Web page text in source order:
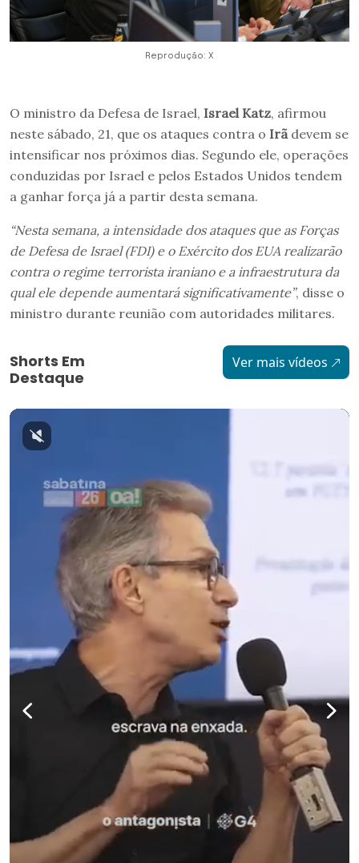
Reprodução: X
O ministro da Defesa de Israel, Israel Katz, afirmou
neste sábado, 21, que os ataques contra o Irãdevem se
intensificar nos próximos dias. Segundo ele, operações
conduzidas por Israel e pelos Estados Unidos tendem
a ganhar força já a partir desta semana.
“Nesta semana, a intensidade dos ataques que as Forças
de Defesa de Israel (FDI) e o Exército dos EUA realizarão
contra o regime terrorista iraniano e a infraestrutura da
qual ele depende aumentará significativamente”, disse o
ministro durante reunião com autoridades militares.
Shorts Em
Destaque
Ver mais vídeos